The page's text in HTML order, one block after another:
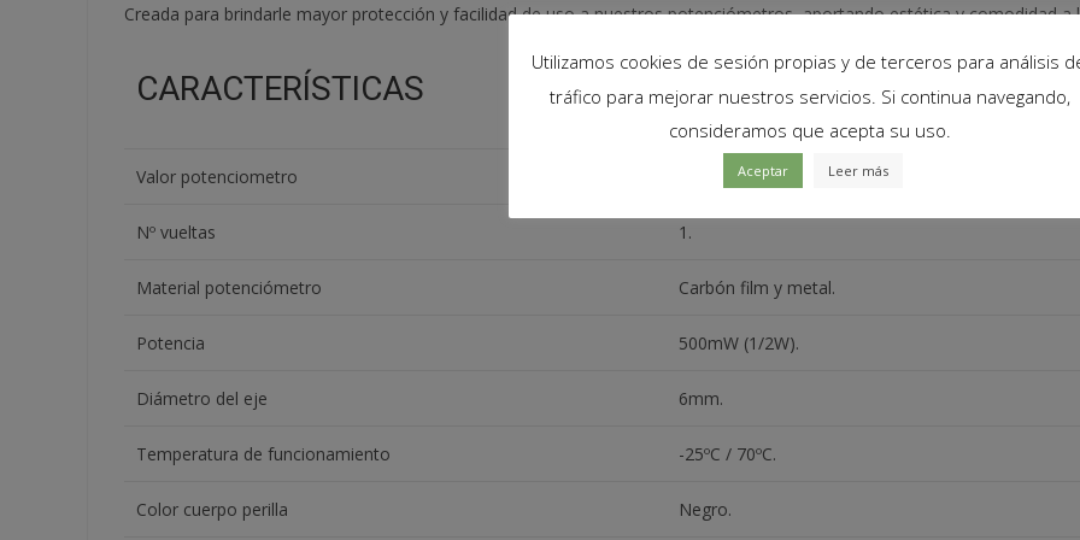
Creada para brindarle mayor protección y facilidad de uso a nuestros potenciómetros, aportando estética y comodidad a
CARACTERÍSTICAS
Valor potenciometro B10K ohm.
Nº vueltas 1.
Material potenciómetro Carbón film y metal.
Potencia 500mW (1/2W).
Diámetro del eje 6mm.
Temperatura de funcionamiento -25ºC / 70ºC.
Color cuerpo perilla Negro.
Utilizamos cookies de sesión propias y de terceros para análisis
tráfico para mejorar nuestros servicios. Si continua navegando,
consideramos que acepta su uso.
Aceptar Leer más